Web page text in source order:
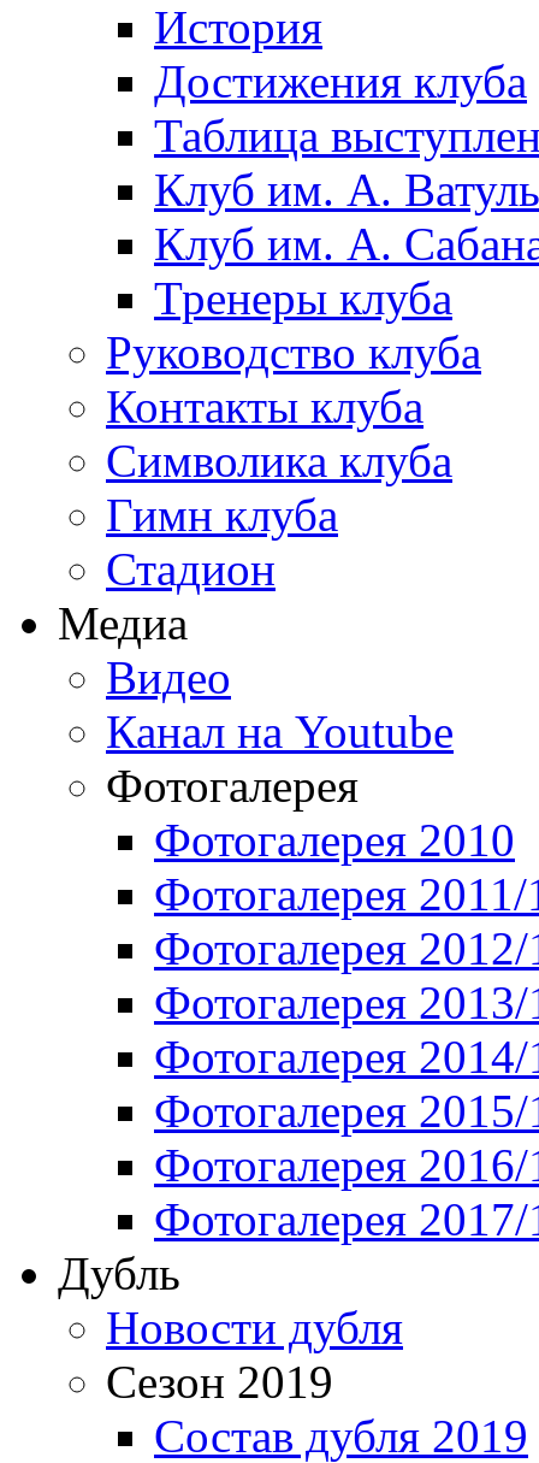
История
Достижения клуба
Таблица
Клуб им. А.
Клуб им. А.
Тренеры клуба
Руководство клуба
Контакты клуба
Символика клуба
Гимн клуба
Стадион
Медиа
Видео
Канал на Youtube
Фотогалерея
Фотогалерея 2010
Фотогалерея 2011/
Фотогалерея
Фотогалерея
Фотогалерея
Фотогалерея
Фотогалерея
Фотогалерея
Дубль
Новости дубля
Сезон 2019
Состав дубля 2019